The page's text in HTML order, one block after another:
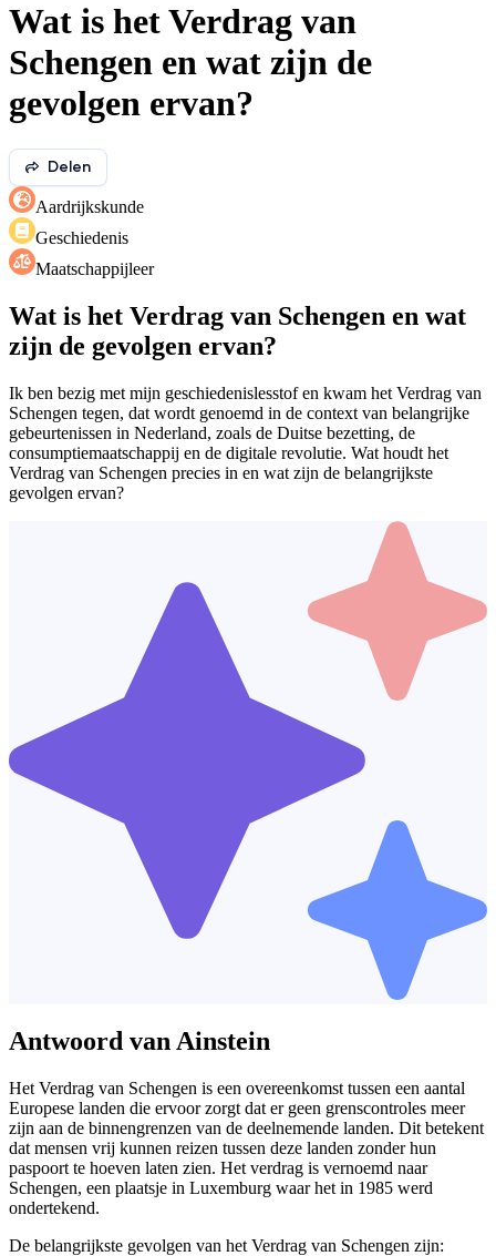
Wat is het Verdrag van
Schengen en wat zijn de
gevolgen ervan?
Delen
Aardrijkskunde
Geschiedenis
Maatschappijleer
Wat is het Verdrag van Schengen en wat
zijn de gevolgen ervan?
Ik ben bezig met mijn geschiedenislesstof en kwam het Verdrag van
Schengen tegen, dat wordt genoemd in de context van belangrijke
gebeurtenissen in Nederland, zoals de Duitse bezetting, de
consumptiemaatschappij en de digitale revolutie. Wat houdt het
Verdrag van Schengen precies in en wat zijn de belangrijkste
gevolgen ervan?
Antwoord van Ainstein
Het Verdrag van Schengen is een overeenkomst tussen een aantal
Europese landen die ervoor zorgt dat er geen grenscontroles meer
zijn aan de binnengrenzen van de deelnemende landen. Dit betekent
dat mensen vrij kunnen reizen tussen deze landen zonder hun
paspoort te hoeven laten zien. Het verdrag is vernoemd naar
Schengen, een plaatsje in Luxemburg waar het in 1985 werd
ondertekend.
De belangrijkste gevolgen van het Verdrag van Schengen zijn: